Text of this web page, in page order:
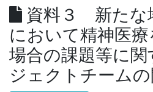
資料３ 新たな
において精神医
場合の課題等に関
ジェクトチーム